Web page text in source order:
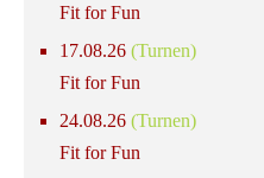
Fit for Fun
17.08.26 (Turnen)
Fit for Fun
24.08.26 (Turnen)
Fit for Fun